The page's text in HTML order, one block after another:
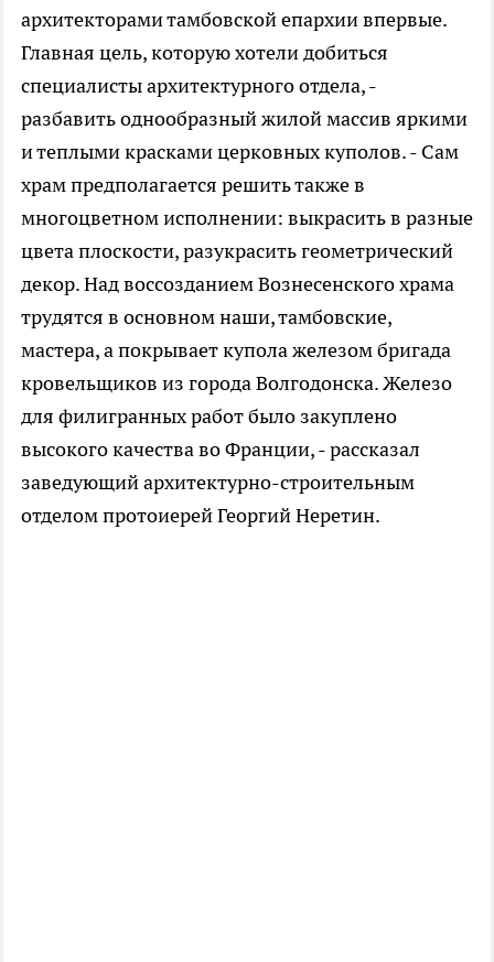
архитекторами тамбовской епархии впервые.
Главная цель, которую хотели добиться
специалисты архитектурного отдела, -
разбавить однообразный жилой массив яркими
и теплыми красками церковных куполов. - Сам
храм предполагается решить также в
многоцветном исполнении: выкрасить в разные
цвета плоскости, разукрасить геометрический
декор. Над воссозданием Вознесенского храма
трудятся в основном наши, тамбовские,
мастера, а покрывает купола железом бригада
кровельщиков из города Волгодонска. Железо
для филигранных работ было закуплено
высокого качества во Франции, - рассказал
заведующий архитектурно-строительным
отделом протоиерей Георгий Неретин.